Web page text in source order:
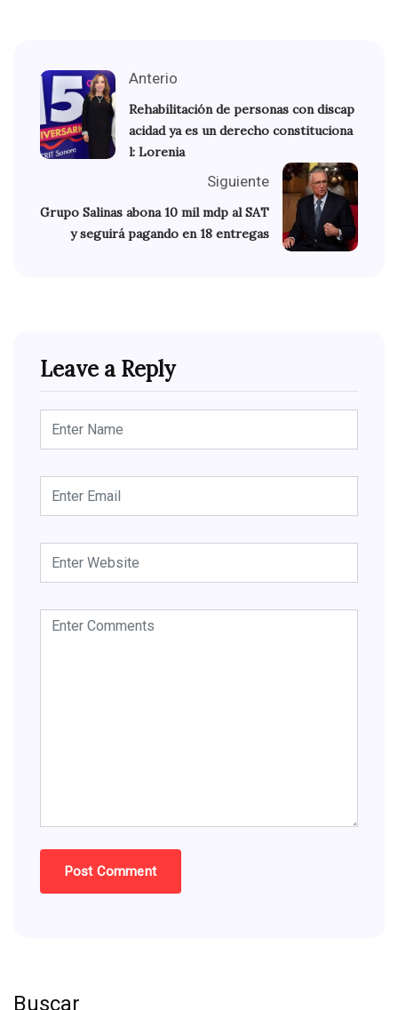
Anterio
Rehabilitación de personas con discap
acidad ya es un derecho constituciona
l: Lorenia
Siguiente
Grupo Salinas abona 10 mil mdp al SAT
y seguirá pagando en 18 entregas
Leave a Reply
Buscar